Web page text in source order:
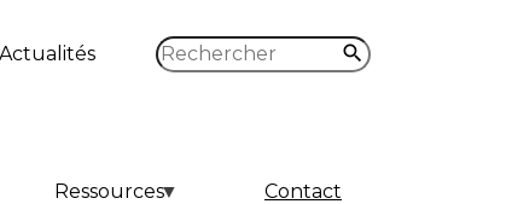
Actualités Rechercher
Ressources Contact